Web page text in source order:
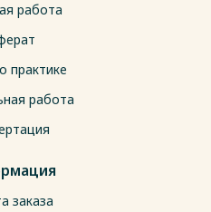
работа
практике
работа
заказа